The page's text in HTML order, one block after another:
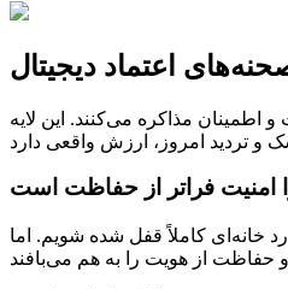
اعتماد دیجیتال
مذاکره می‌کنند. این لایه
امنیت فراتر از حفاظت است
خانه‌ای کاملاً قفل شده شویم. اما